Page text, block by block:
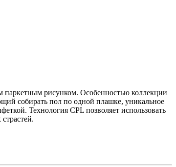
паркетным рисунком. Особенностью коллекции
собирать пол по одной плашке, уникальное
Технология CPL позволяет использовать